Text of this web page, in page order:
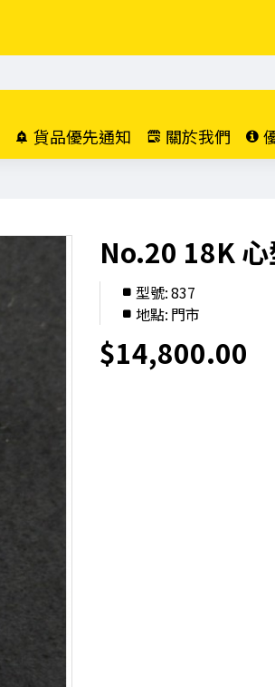
貨品優先通知 關於我們
No.20 18K
型號:837
地點: 門市
$14,800.00